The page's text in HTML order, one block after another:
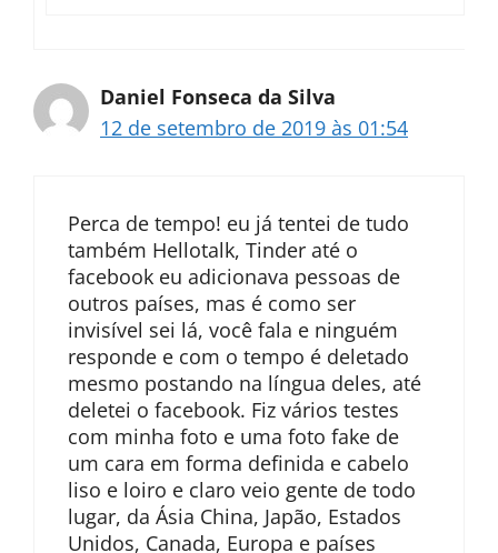
Daniel Fonseca da Silva
12 de setembro de 2019 às 01:54
Perca de tempo! eu já tentei de tudo
também Hellotalk, Tinder até o
facebook eu adicionava pessoas de
outros países, mas é como ser
invisível sei lá, você fala e ninguém
responde e com o tempo é deletado
mesmo postando na língua deles, até
deletei o facebook. Fiz vários testes
com minha foto e uma foto fake de
um cara em forma definida e cabelo
liso e loiro e claro veio gente de todo
lugar, da Ásia China, Japão, Estados
Unidos, Canada, Europa e países